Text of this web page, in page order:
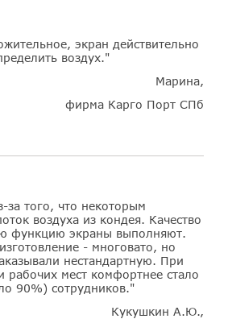
экран действительно
воздух."
Марина,
фирма Карго Порт СПб
за того, что некоторым
воздуха из кондея. Качество
функцию экраны выполняют.
- многовато, но
нестандартную. При
мест комфортнее стало
90%) сотрудников."
Кукушкин А.Ю.,